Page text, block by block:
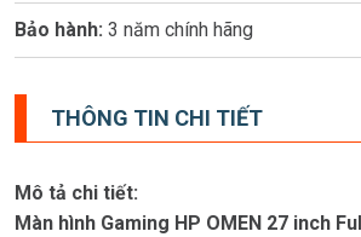
Bảo hành: 3 năm chính hãng
THÔNG TIN CHI TIẾT
Mô tả chi tiết:
Màn hình Gaming HP OMEN 27 inch